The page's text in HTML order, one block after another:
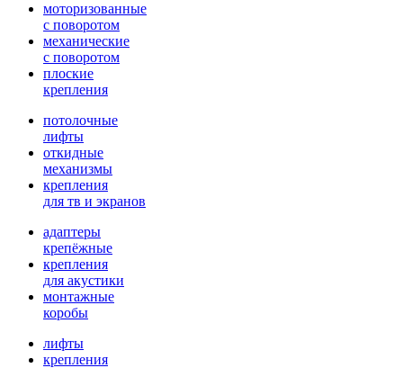
моторизованные
с поворотом
механические
с поворотом
плоские
крепления
потолочные
лифты
откидные
механизмы
крепления
для тв и экранов
адаптеры
крепёжные
крепления
для акустики
монтажные
коробы
лифты
крепления